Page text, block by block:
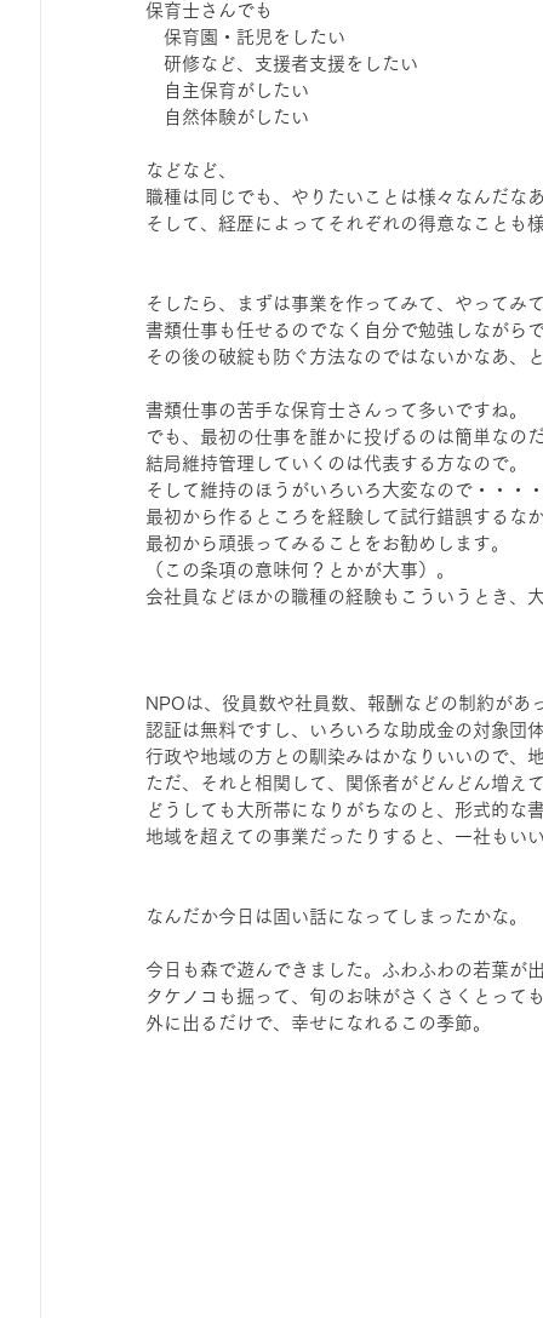
保育士さんでも
保育園・託児をしたい
研修など、支援者支援をしたい
自主保育がしたい
自然体験がしたい
などなど、
職種は同じでも、やりたいことは様々なんだな
そして、経歴によってそれぞれの得意なことも
そしたら、まずは事業を作ってみて、やってみ
書類仕事も任せるのでなく自分で勉強しながら
その後の破綻も防ぐ方法なのではないかなあ、
書類仕事の苦手な保育士さんって多いですね。
でも、最初の仕事を誰かに投げるのは簡単なの
結局維持管理していくのは代表する方なので。
そして維持のほうがいろいろ大変なので・・・
最初から作るところを経験して試行錯誤するな
最初から頑張ってみることをお勧めします。
（この条項の意味何？とかが大事）。
会社員などほかの職種の経験もこういうとき、
NPOは、役員数や社員数、報酬などの制約が
認証は無料ですし、いろいろな助成金の対象団
行政や地域の方との馴染みはかなりいいので、
ただ、それと相関して、関係者がどんどん増え
どうしても大所帯になりがちなのと、形式的な
地域を超えての事業だったりすると、一社もい
なんだか今日は固い話になってしまったかな。
今日も森で遊んできました。ふわふわの若葉が
タケノコも掘って、旬のお味がさくさくとって
外に出るだけで、幸せになれるこの季節。